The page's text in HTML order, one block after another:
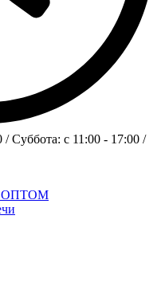
Суббота: c 11:00 - 17:00 /
ОПТОМ